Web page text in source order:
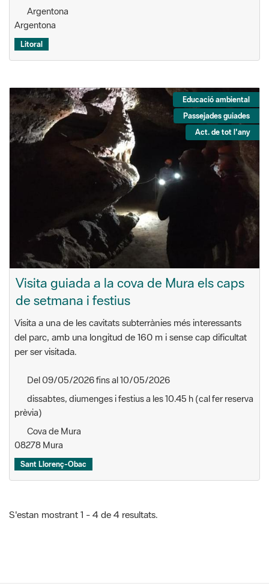
Argentona
Argentona
Litoral
Educació ambiental
Passejades guiades
Act. de tot l'any
Visita guiada a la cova de Mura els caps
de setmana i festius
Visita a una de les cavitats subterrànies més interessants
del parc, amb una longitud de 160 m i sense cap dificultat
per ser visitada.
Del 09/05/2026 fins al 10/05/2026
dissabtes, diumenges i festius a les 10.45 h (cal fer reserva
prèvia)
Cova de Mura
08278 Mura
Sant Llorenç-Obac
S'estan mostrant 1 - 4 de 4 resultats.